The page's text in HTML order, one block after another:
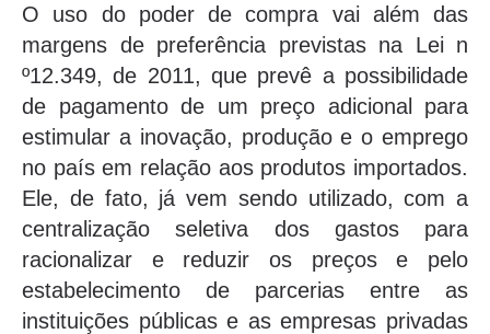
O uso do poder de compra vai além das
margens de preferência previstas na Lei n
º12.349, de 2011, que prevê a possibilidade
de pagamento de um preço adicional para
estimular a inovação, produção e o emprego
no país em relação aos produtos importados.
Ele, de fato, já vem sendo utilizado, com a
centralização seletiva dos gastos para
racionalizar e reduzir os preços e pelo
estabelecimento de parcerias entre as
instituições públicas e as empresas privadas